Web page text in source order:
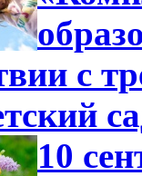
с
10